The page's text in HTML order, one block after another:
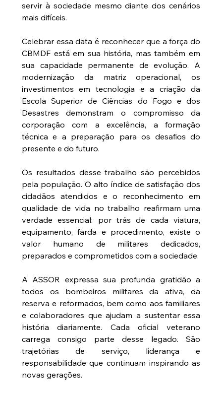
servir à sociedade mesmo diante dos cenários
mais difíceis.
Celebrar essa data é reconhecer que a força do
CBMDF está em sua história, mas também em
sua capacidade permanente de evolução. A
modernização da matriz operacional, os
investimentos em tecnologia e a criação da
Escola Superior de Ciências do Fogo e dos
Desastres demonstram o compromisso da
corporação com a excelência, a formação
técnica e a preparação para os desafios do
presente e do futuro.
Os resultados desse trabalho são percebidos
pela população. O alto índice de satisfação dos
cidadãos atendidos e o reconhecimento em
qualidade de vida no trabalho reafirmam uma
verdade essencial: por trás de cada viatura,
equipamento, farda e procedimento, existe o
valor humano de militares dedicados,
preparados e comprometidos com a sociedade.
A ASSOR expressa sua profunda gratidão a
todos os bombeiros militares da ativa, da
reserva e reformados, bem como aos familiares
e colaboradores que ajudam a sustentar essa
história diariamente. Cada oficial veterano
carrega consigo parte desse legado. São
trajetórias de serviço, liderança e
responsabilidade que continuam inspirando as
novas gerações.